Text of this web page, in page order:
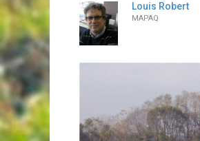
Louis Robert
MAPAQ